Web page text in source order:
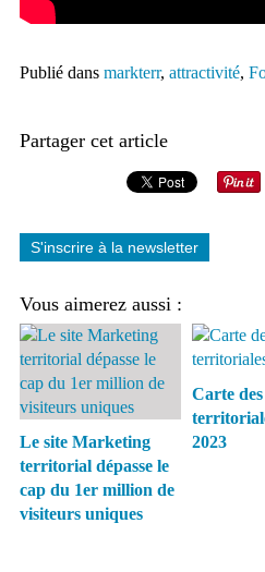
Publié dans markterr, attractivité,
Partager cet article
S'inscrire à la newsletter
Vous aimerez aussi :
Le site Marketing
territorial dépasse le
cap du 1er million de
visiteurs uniques
Carte
2023